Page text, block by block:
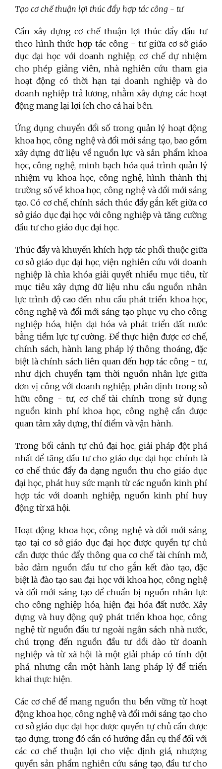
Tạo cơ chế thuận lợi thúc đẩy hợp tác công - tư
Cần xây dựng cơ chế thuận lợi thúc đẩy đầu tư
theo hình thức hợp tác công - tư giữa cơ sở giáo
dục đại học với doanh nghiệp, cơ chế dự nhiệm
cho phép giảng viên, nhà nghiên cứu tham gia
hoạt động có thời hạn tại doanh nghiệp và do
doanh nghiệp trả lương, nhằm xây dựng các hoạt
động mang lại lợi ích cho cả hai bên.
Ứng dụng chuyển đổi số trong quản lý hoạt động
khoa học, công nghệ và đổi mới sáng tạo, bao gồm
xây dựng dữ liệu về nguồn lực và sản phẩm khoa
học, công nghệ, minh bạch hóa quá trình quản lý
nhiệm vụ khoa học, công nghệ, hình thành thị
trường số về khoa học, công nghệ và đổi mới sáng
tạo. Có cơ chế, chính sách thúc đẩy gắn kết giữa cơ
sở giáo dục đại học với công nghiệp và tăng cường
đầu tư cho giáo dục đại học.
Thúc đẩy và khuyến khích hợp tác phối thuộc giữa
cơ sở giáo dục đại học, viện nghiên cứu với doanh
nghiệp là chìa khóa giải quyết nhiều mục tiêu, từ
mục tiêu xây dựng dữ liệu nhu cầu nguồn nhân
lực trình độ cao đến nhu cầu phát triển khoa học,
công nghệ và đổi mới sáng tạo phục vụ cho công
nghiệp hóa, hiện đại hóa và phát triển đất nước
bằng tiềm lực tự cường. Để thực hiện được cơ chế,
chính sách, hành lang pháp lý thông thoáng, đặc
biệt là chính sách liên quan đến hợp tác công - tư,
như dịch chuyển tạm thời nguồn nhân lực giữa
đơn vị công với doanh nghiệp, phân định trong sở
hữu công - tư, cơ chế tài chính trong sử dụng
nguồn kinh phí khoa học, công nghệ cần được
quan tâm xây dựng, thí điểm và vận hành.
Trong bối cảnh tự chủ đại học, giải pháp đột phá
nhất để tăng đầu tư cho giáo dục đại học chính là
cơ chế thúc đẩy đa dạng nguồn thu cho giáo dục
đại học, phát huy sức mạnh từ các nguồn kinh phí
hợp tác với doanh nghiệp, nguồn kinh phí huy
động từ xã hội.
Hoạt động khoa học, công nghệ và đổi mới sáng
tạo tại cơ sở giáo dục đại học được quyền tự chủ
cần được thúc đẩy thông qua cơ chế tài chính mở,
bảo đảm nguồn đầu tư cho gắn kết đào tạo, đặc
biệt là đào tạo sau đại học với khoa học, công nghệ
và đổi mới sáng tạo để chuẩn bị nguồn nhân lực
cho công nghiệp hóa, hiện đại hóa đất nước. Xây
dựng và huy động quỹ phát triển khoa học, công
nghệ từ nguồn đầu tư ngoài ngân sách nhà nước,
chú trọng đến nguồn đầu tư dồi dào từ doanh
nghiệp và từ xã hội là một giải pháp có tính đột
phá, nhưng cần một hành lang pháp lý để triển
khai thực hiện.
Các cơ chế để mang nguồn thu bền vững từ hoạt
động khoa học, công nghệ và đổi mới sáng tạo cho
cơ sở giáo dục đại học được quyền tự chủ cần được
tạo dựng, trong đó cần có hướng dẫn cụ thể đối với
các cơ chế thuận lợi cho việc định giá, nhượng
quyền sản phẩm nghiên cứu sáng tạo, đầu tư cho